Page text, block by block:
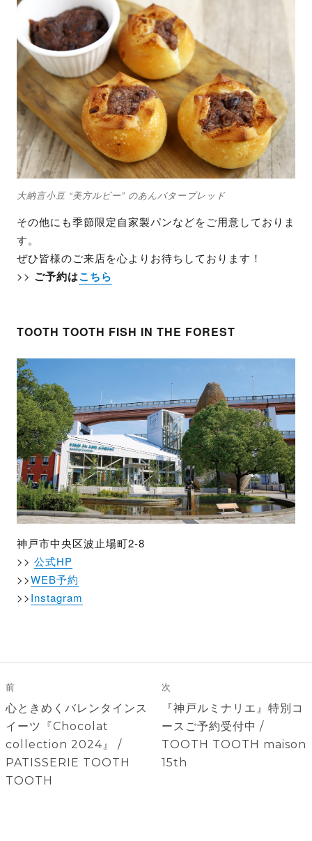
大納言小豆 “美方ルビー” のあんバターブレッド
その他にも季節限定自家製パンなどをご用意しておりま
す。
ぜひ皆様のご来店を心よりお待ちしております！
>> ご予約はこちら
TOOTH TOOTH FISH IN THE FOREST
神戸市中央区波止場町2-8
>> 公式HP
>>WEB予約
>>Instagram
稿
ナ
ビ
ゲ
ー
シ
前
前
の
投
稿:
心ときめくバレンタインス
イーツ『Chocolat
collection 2024』 /
PATISSERIE TOOTH
TOOTH
次
次
の
投
稿:
『神戸ルミナリエ』特別コ
ースご予約受付中 /
TOOTH TOOTH maison
15th